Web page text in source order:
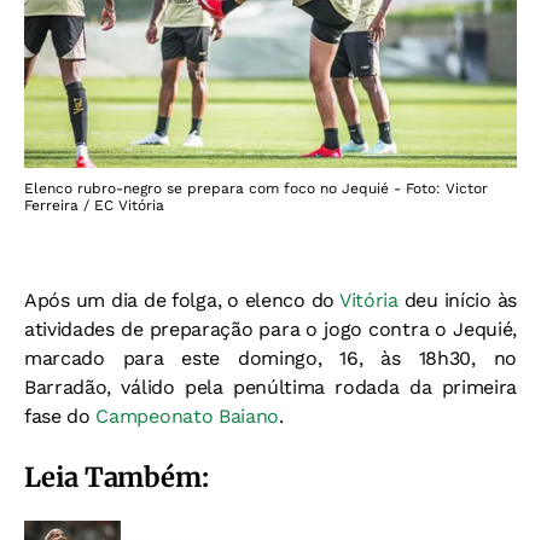
Elenco rubro-negro se prepara com foco no Jequié - Foto: Victor
Ferreira / EC Vitória
Após um dia de folga, o elenco do Vitóriadeu início às
atividades de preparação para o jogo contra o Jequié,
marcado para este domingo, 16, às 18h30, no
Barradão, válido pela penúltima rodada da primeira
fase do Campeonato Baiano.
Leia Também: